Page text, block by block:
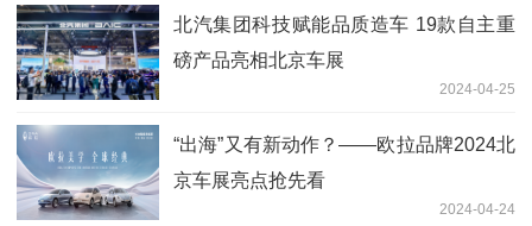
北汽集团科技赋能品质造车 19款自主重
磅产品亮相北京车展
2024-04-25
“出海”又有新动作？——欧拉品牌2024北
京车展亮点抢先看
2024-04-24